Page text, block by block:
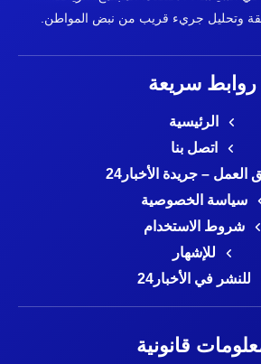
وتحليل جريء قريب من نبض المواطن.
روابط سريعة
الرئيسية
اتصل بنا
العمل – جريدة الأخبار24
سياسة الخصوصية
شروط الاستخدام
للإشهار
للنشر في الأخبار24
قانونية